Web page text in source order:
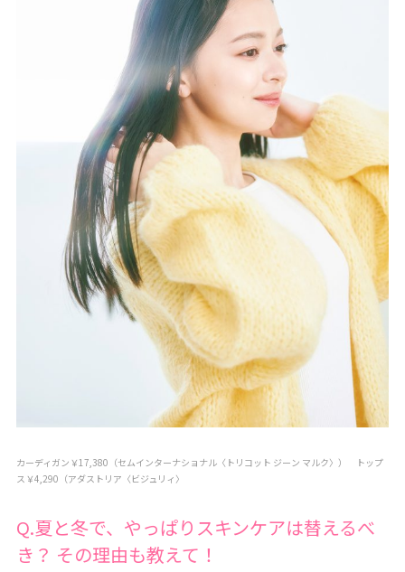
カーディガン￥17,380（セムインターナショナル〈トリコット ジーン マルク〉） トップ
ス￥4,290（アダストリア〈ビジュリィ〉
Q.夏と冬で、やっぱりスキンケアは替えるべ
き？ その理由も教えて！